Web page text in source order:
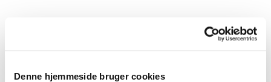
Denne hjemmeside bruger cookies